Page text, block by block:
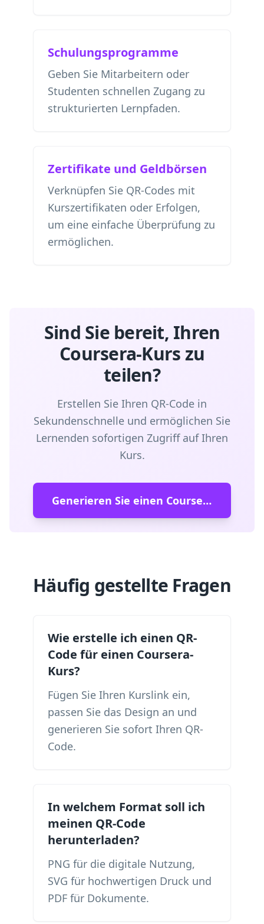
Schulungsprogramme
Geben Sie Mitarbeitern oder
Studenten schnellen Zugang zu
strukturierten Lernpfaden.
Zertifikate und Geldbörsen
Verknüpfen Sie QR-Codes mit
Kurszertifikaten oder Erfolgen,
um eine einfache Überprüfung zu
ermöglichen.
Sind Sie bereit, Ihren
Coursera-Kurs zu
teilen?
Erstellen Sie Ihren QR-Code in
Sekundenschnelle und ermöglichen Sie
Lernenden sofortigen Zugriff auf Ihren
Kurs.
Generieren Sie einen Coursera-QR-Code
Häufig gestellte Fragen
Wie erstelle ich einen QR-
Code für einen Coursera-
Kurs?
Fügen Sie Ihren Kurslink ein,
passen Sie das Design an und
generieren Sie sofort Ihren QR-
Code.
In welchem ​​Format soll ich
meinen QR-Code
herunterladen?
PNG für die digitale Nutzung,
SVG für hochwertigen Druck und
PDF für Dokumente.